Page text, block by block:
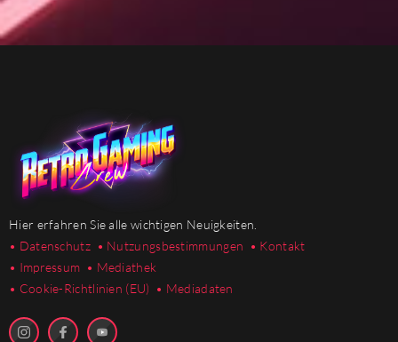
Hier erfahren Sie alle wichtigen Neuigkeiten.
• Datenschutz • Nutzungsbestimmungen • Kontakt
• Impressum • Mediathek
• Cookie-Richtlinien (EU) • Mediadaten